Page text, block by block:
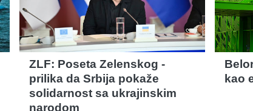
ZLF: Poseta Zelenskog -
prilika da Srbija pokaže
solidarnost sa ukrajinskim
narodom
kao